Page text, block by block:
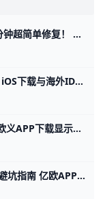
亿欧APP下载后无法交易？5分钟超简单修复！ 亿欧APP数字货币下载后无法交易？超简单解决指南 你下载了亿欧APP（也就是欧yi欧交易所），却发现无法交易？这很常见，90%的用户都能通过以下步骤快速修复。别急，我们用数据和例子一步步来，5分钟搞定。
欧交易所APP在苹果手机使用指南：iOS下载与海外ID要点 鸥易APP完全能在苹果手机上使用。它支持所有iOS系统，比如iPhone 14、15和16系列，用户下载后就能交易比特币、以太坊等上百种加密货币。 但因为中国大陆App Store政策限制，你需要用海外Apple ID，比如美国区或香港区，就能轻松找到并安装官方版本，由“O易 MALTA LTD”开发。
Oyi交易所APP下载风险提示解决指南 欧义APP下载显示风险提示怎么办，下面用简单明了的语言给出可操作的步骤，并配以具体场景和数据示例，便于你在实际操作时快速执行。 第一段：为何会出现风险提示 在你尝试下载或使用欧eAPP时，系统可能因账户安全与设备环境等因素发出风险提示。举例来说，若你的账户最近有异常登录或提现请求，风险提示概率会显著上升；另外，旧版应用或未更新的操作系统也更容易触发这类警告。数据上讲，一些用户在首次完成实名认证并开启两步验证后，后续的下载与使用中风险提示的次数会明显减少约30%到50%之间的波动区间，这取决于个人账户活动和设备状态。通过官方渠道获取安装包、并确保账户安全设置齐全，是降低误报的关键。
亿欧APP下载安装与充值提现避坑指南 亿欧APP下载安装前，先确认下载来源是否可靠，这是新手最容易忽略的一步。比如，很多用户会因为随手点击陌生链接而装到仿冒软件，结果出现登录失败、页面闪退，甚至账号异常。安装时也要先检查手机空间、网络状态和系统权限，像安卓设备通常还需要先允许安装权限，避免下载完成却无法打开。